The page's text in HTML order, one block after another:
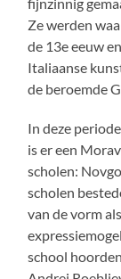
Ze werden
de 13e eeuw
Italiaanse
de beroemde
In deze
is er een
scholen:
scholen
van de vorm
school